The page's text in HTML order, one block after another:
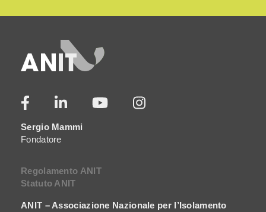
Sergio Mammi
Fondatore
Regolamento ANIT
Statuto ANIT
ANIT – Associazione Nazionale per l’Isolamento